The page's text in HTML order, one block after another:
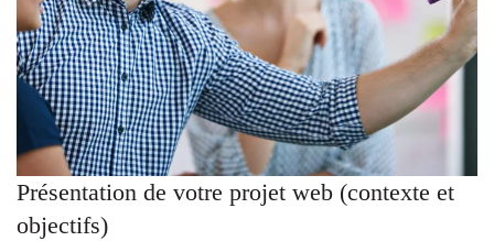
Présentation de votre projet web (contexte et
objectifs)